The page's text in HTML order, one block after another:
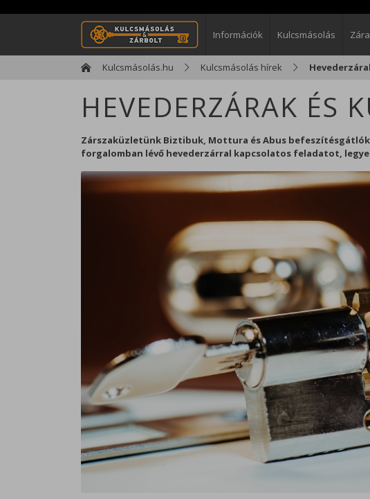
Információk Kulcsmásolás
Kulcsmásolás.hu Kulcsmásolás hírek
HEVEDERZÁRAK ÉS
Zárszaküzletünk Biztibuk, Mottura és Abus
forgalomban lévő hevederzárral kapcsolatos feladatot,